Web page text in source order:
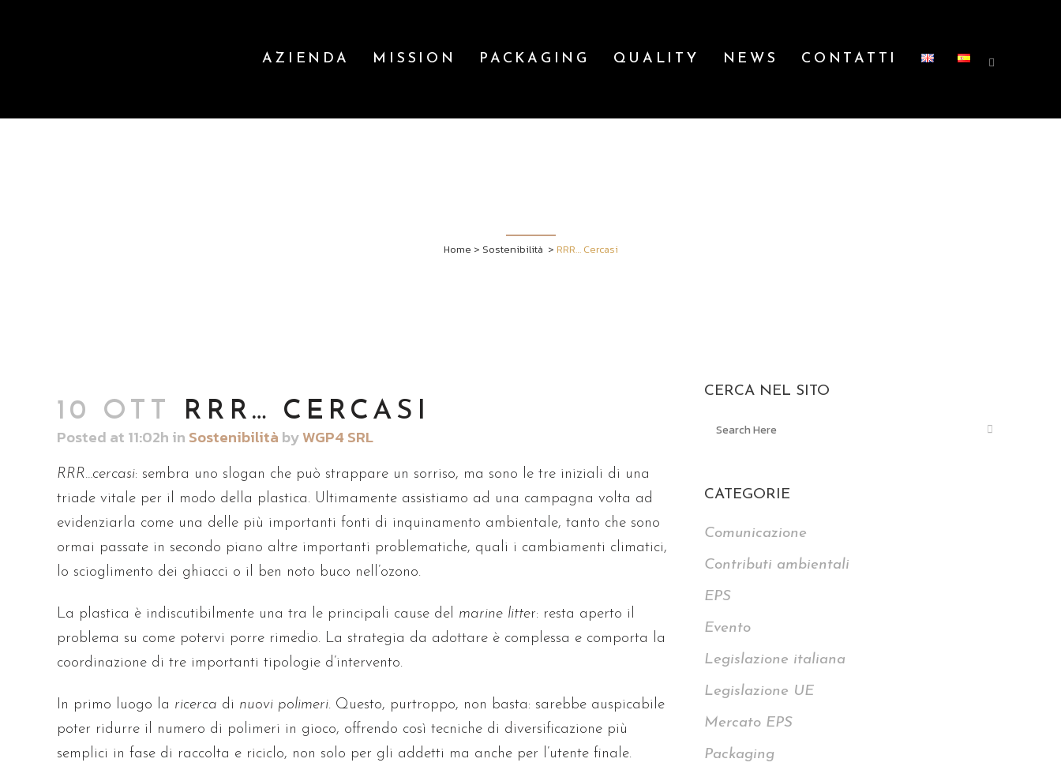
AZIENDA MISSION PACKAGING QUALITY NEWS CONTATTI
Home > Sostenibilità > RRR… Cercasi
10 OTT RRR… CERCASI
Posted at 11:02h in Sostenibilità byWGP4 SRL
RRR…cercasi: sembra uno slogan che può strappare un sorriso, ma sono le tre iniziali di una
triade vitale per il modo della plastica. Ultimamente assistiamo ad una campagna volta ad
evidenziarla come una delle più importanti fonti di inquinamento ambientale, tanto che sono
ormai passate in secondo piano altre importanti problematiche, quali i cambiamenti climatici,
lo scioglimento dei ghiacci o il ben noto buco nell’ozono.
La plastica è indiscutibilmente una tra le principali cause del marine litter: resta aperto il
problema su come potervi porre rimedio. La strategia da adottare è complessa e comporta la
coordinazione di tre importanti tipologie d’intervento.
In primo luogo la ricerca di nuovi polimeri. Questo, purtroppo, non basta: sarebbe auspicabile
poter ridurre il numero di polimeri in gioco, offrendo così tecniche di diversificazione più
semplici in fase di raccolta e riciclo, non solo per gli addetti ma anche per l’utente finale.
CERCA NEL SITO
CATEGORIE
Comunicazione
Contributi ambientali
EPS
Evento
Legislazione italiana
Legislazione UE
Mercato EPS
Packaging